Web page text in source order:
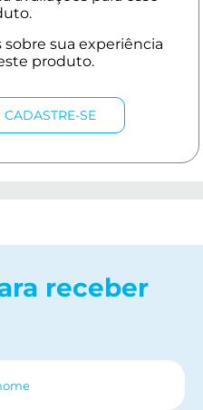
CADASTRE-SE
receber